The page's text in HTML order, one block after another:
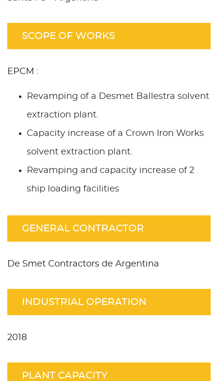
SCOPE OF WORKS
EPCM :
Revamping of a Desmet Ballestra solvent
extraction plant.
Capacity increase of a Crown Iron Works
solvent extraction plant.
Revamping and capacity increase of 2
ship loading facilities
GENERAL CONTRACTOR
De Smet Contractors de Argentina
INDUSTRIAL OPERATION
2018
PLANT CAPACITY